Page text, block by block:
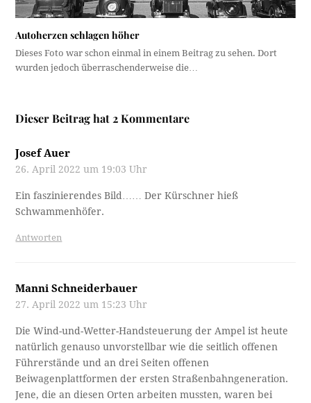
Autoherzen schlagen höher
Dieses Foto war schon einmal in einem Beitrag zu sehen. Dort
wurden jedoch überraschenderweise die…
Dieser Beitrag hat 2 Kommentare
Josef Auer
26. April 2022 um 19:03 Uhr
Ein faszinierendes Bild…… Der Kürschner hieß
Schwammenhöfer.
Antworten
Manni Schneiderbauer
27. April 2022 um 15:23 Uhr
Die Wind-und-Wetter-Handsteuerung der Ampel ist heute
natürlich genauso unvorstellbar wie die seitlich offenen
Führerstände und an drei Seiten offenen
Beiwagenplattformen der ersten Straßenbahngeneration.
Jene, die an diesen Orten arbeiten mussten, waren bei